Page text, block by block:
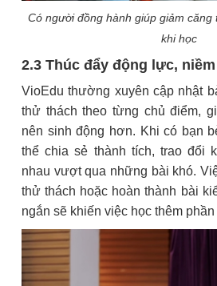
Có người đồng hành giúp giảm
khi học
2.3 Thúc đẩy động lực,
VioEdu thường xuyên cập nhật
thử thách theo từng chủ điểm,
nên sinh động hơn. Khi có bạn
thể chia sẻ thành tích, trao đổi
nhau vượt qua những bài khó.
thử thách hoặc hoàn thành bài
ngắn sẽ khiến việc học thêm